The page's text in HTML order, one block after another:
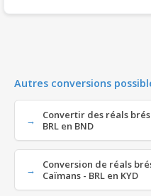
Autres conversions
Convertir des réals
BRL en BND
Conversion de réals
Caïmans - BRL en KYD